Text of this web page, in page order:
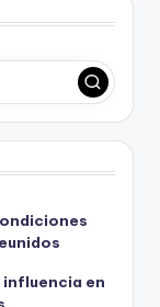
influencia en